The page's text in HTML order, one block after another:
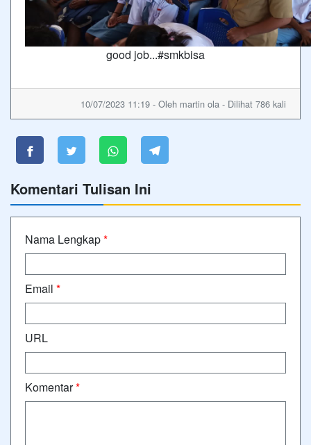
good job...#smkbisa
10/07/2023 11:19 - Oleh martin ola - Dilihat 786 kali
Komentari Tulisan Ini
Nama Lengkap*
Email *
URL
Komentar*